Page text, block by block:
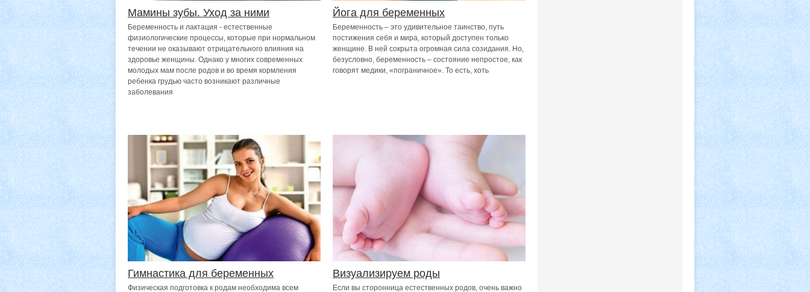
Мамины зубы. Уход за ними
Беременность и лактация - естественные
физиологические процессы, которые при нормальном
течении не оказывают отрицательного влияния на
здоровье женщины. Однако у многих современных
молодых мам после родов и во время кормления
ребенка грудью часто возникают различные
заболевания
Йога для беременных
Беременность – это удивительное таинство, путь
постижения себя и мира, который доступен только
женщине. В ней сокрыта огромная сила созидания. Но,
безусловно, беременность – состояние непростое, как
говорят медики, «пограничное». То есть, хоть
Гимнастика для беременных
Физическая подготовка к родам необходима всем
Визуализируем роды
Если вы сторонница естественных родов, очень важно